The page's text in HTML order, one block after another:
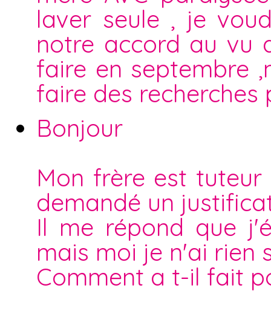
laver seule , je
notre accord au vu
faire en septembre
faire des
Bonjour
Mon frère est
demandé un
Il me répond que
mais moi je n'ai rien
Comment a t-il fait